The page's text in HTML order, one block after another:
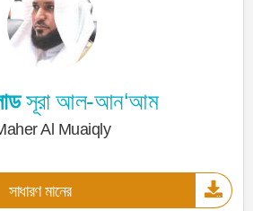
সূরা আল-আন‘আম
Al Muaiqly
সাধারণ মানের